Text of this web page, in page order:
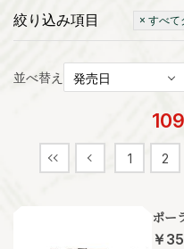
絞り込み項目 × すべて
並べ替え
109
1 2
ポー
￥